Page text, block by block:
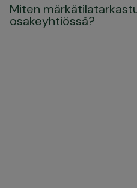
Miten
osakeyhtiössä?